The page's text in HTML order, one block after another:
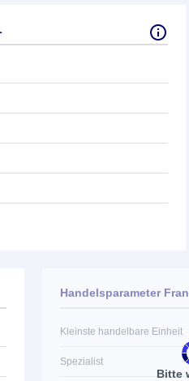
Bitte
Handelsparameter
Kleinste handelbare Einheit
Spezialist